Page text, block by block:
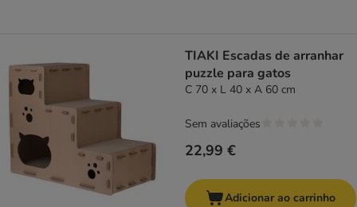
TIAKI Escadas de arranhar
puzzle para gatos
C 70 x L 40 x A 60 cm
22,99 €
Sem avaliações
Adicionar ao carrinho